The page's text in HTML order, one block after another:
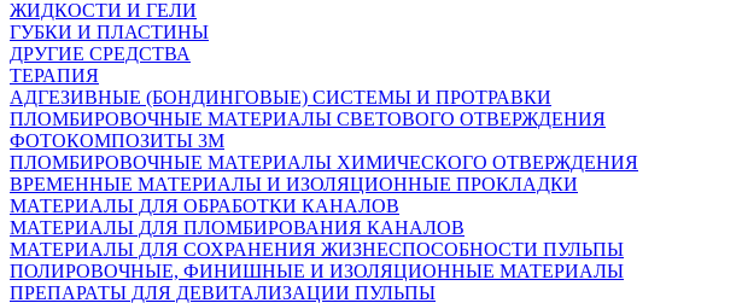
ЖИДКОСТИ И ГЕЛИ
ГУБКИ И ПЛАСТИНЫ
ДРУГИЕ СРЕДСТВА
ТЕРАПИЯ
АДГЕЗИВНЫЕ (БОНДИНГОВЫЕ) СИСТЕМЫ И ПРОТРАВКИ
ПЛОМБИРОВОЧНЫЕ МАТЕРИАЛЫ СВЕТОВОГО ОТВЕРЖДЕНИЯ
ФОТОКОМПОЗИТЫ 3М
ПЛОМБИРОВОЧНЫЕ МАТЕРИАЛЫ ХИМИЧЕСКОГО ОТВЕРЖДЕНИЯ
ВРЕМЕННЫЕ МАТЕРИАЛЫ И ИЗОЛЯЦИОННЫЕ ПРОКЛАДКИ
МАТЕРИАЛЫ ДЛЯ ОБРАБОТКИ КАНАЛОВ
МАТЕРИАЛЫ ДЛЯ ПЛОМБИРОВАНИЯ КАНАЛОВ
МАТЕРИАЛЫ ДЛЯ СОХРАНЕНИЯ ЖИЗНЕСПОСОБНОСТИ ПУЛЬПЫ
ПОЛИРОВОЧНЫЕ, ФИНИШНЫЕ И ИЗОЛЯЦИОННЫЕ МАТЕРИАЛЫ
ПРЕПАРАТЫ ДЛЯ ДЕВИТАЛИЗАЦИИ ПУЛЬПЫ